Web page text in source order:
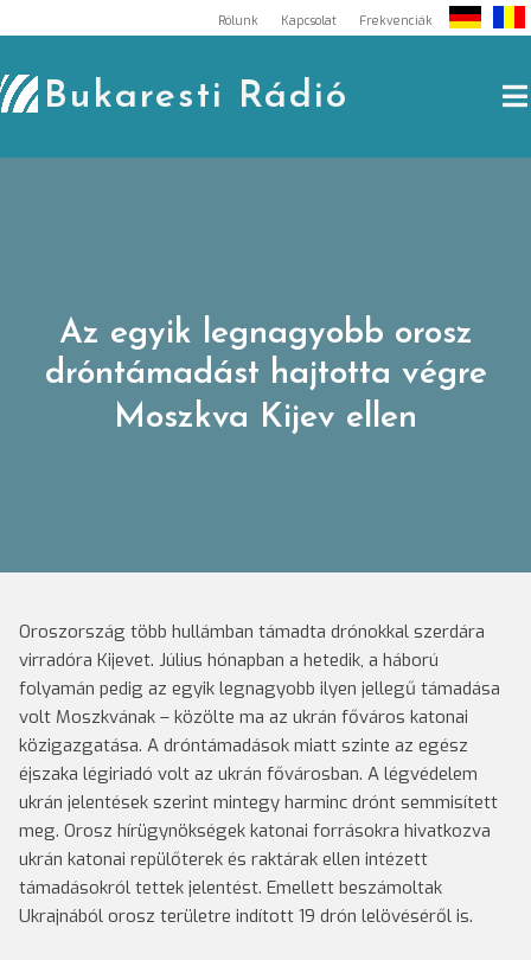
to
content
Rólunk Kapcsolat Frekvenciák
Bukaresti Rádió
Az egyik legnagyobb orosz
dróntámadást hajtotta végre
Moszkva Kijev ellen
Oroszország több hullámban támadta drónokkal szerdára
virradóra Kijevet. Július hónapban a hetedik, a háború
folyamán pedig az egyik legnagyobb ilyen jellegű támadása
volt Moszkvának – közölte ma az ukrán főváros katonai
közigazgatása. A dróntámadások miatt szinte az egész
éjszaka légiriadó volt az ukrán fővárosban. A légvédelem
ukrán jelentések szerint mintegy harminc drónt semmisített
meg. Orosz hírügynökségek katonai forrásokra hivatkozva
ukrán katonai repülőterek és raktárak ellen intézett
támadásokról tettek jelentést. Emellett beszámoltak
Ukrajnából orosz területre indított 19 drón lelövéséről is.